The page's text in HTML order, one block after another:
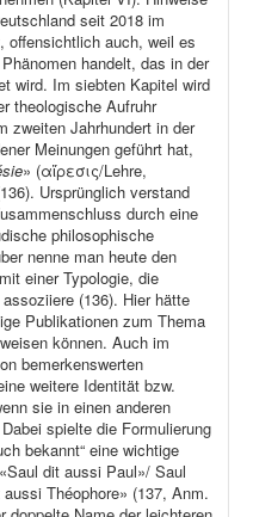
seit 2018 im
offensichtlich auch, weil es
handelt, das in der
wird. Im siebten Kapitel wird
theologische Aufruhr
zweiten Jahrhundert in der
Meinungen geführt hat,
» (αἵρεσις/Lehre,
Ursprünglich verstand
durch eine
philosophische
nenne man heute den
einer Typologie, die
(136). Hier hätte
Publikationen zum Thema
können. Auch im
bemerkenswerten
weitere Identität bzw.
sie in einen anderen
spielte die Formulierung
bekannt“ eine wichtige
dit aussi Paul»/ Saul
Théophore» (137, Anm.